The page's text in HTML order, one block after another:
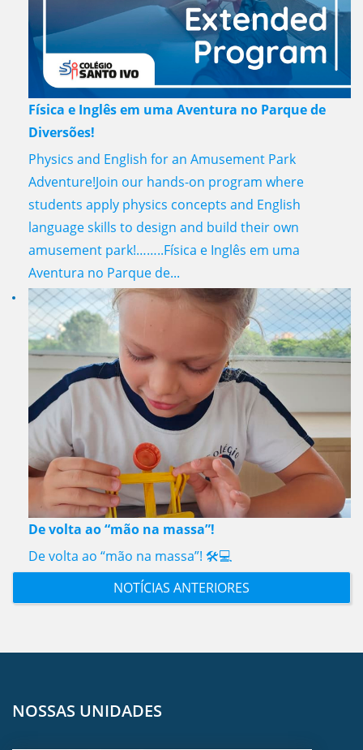
Física e Inglês em uma Aventura no Parque de
Diversões!
Physics and English for an Amusement Park
Adventure!Join our hands-on program where
students apply physics concepts and English
language skills to design and build their own
amusement park!……..Física e Inglês em uma
Aventura no Parque de...
De volta ao “mão na massa”!
De volta ao “mão na massa”! 🛠️💻
NOTÍCIAS ANTERIORES
NOSSAS UNIDADES